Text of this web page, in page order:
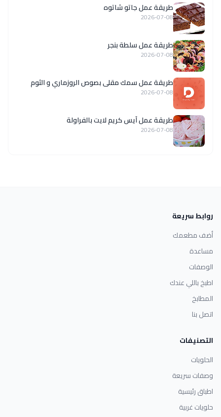
طريقة عمل جاتو شاتوه
2026-07-08
طريقة عمل سلطة بنجر
2026-07-08
طريقة عمل سمك مقلى بصوص الروزماري و الثوم
2026-07-08
طريقة عمل آيس كريم لايت بالفراولة
2026-07-08
روابط سريعة
أضف مطعمك
مساعدة
الوصفات
اطبخ باللي عندك
المطابخ
اتصل بنا
التصنيفات
الحلويات
وصفات سريعة
اطباق رئيسية
حلويات غربية